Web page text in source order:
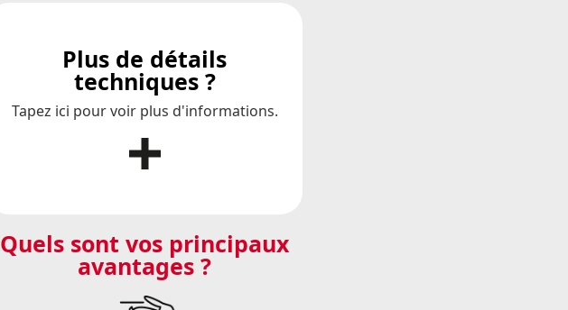
Plus de détails
techniques ?
Tapez ici pour voir plus d'informations.
Quels sont vos principaux
avantages ?